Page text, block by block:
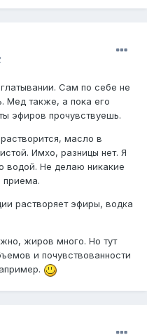
Сам по себе не
Мед также, а пока его
эфиров прочувствуешь.
масло в
Имхо, разницы нет. Я
водой. Не делаю никакие
приема.
растворяет эфиры, водка
жиров много. Но тут
и почувствованности